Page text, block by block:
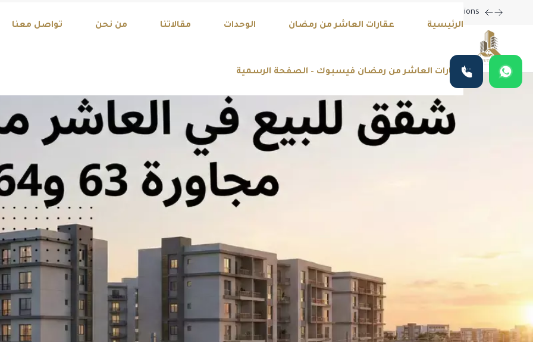
Explore Our Exciting New Property Listings Now Available in Prime Locations!
الرئيسية عقارات العاشر من رمضان الوحدات مقالاتنا من نحن تواصل معنا
عقارات العاشر من رمضان فيسبوك – الصفحة الرسمية